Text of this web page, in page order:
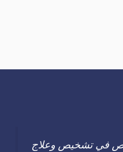
في تشخيص وعلاج